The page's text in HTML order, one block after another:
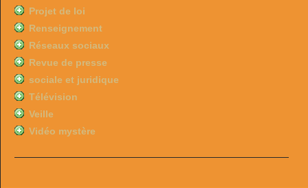
Projet de loi
Renseignement
Réseaux sociaux
Revue de presse
sociale et juridique
Télévision
Veille
Vidéo mystère